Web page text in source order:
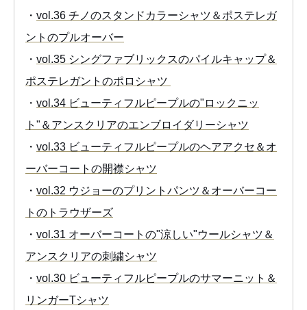
・ vol.36 チノのスタンドカラーシャツ＆ポステレガ
ントのプルオーバー
・ vol.35 シングファブリックスのパイルキャップ＆
ポステレガントのポロシャツ
・ vol.34 ビューティフルピープルの"ロックニッ
ト"＆アンスクリアのエンブロイダリーシャツ
・ vol.33 ビューティフルピープルのヘアアクセ＆オ
ーバーコートの開襟シャツ
・ vol.32 ウジョーのプリントパンツ＆オーバーコー
トのトラウザーズ
・ vol.31 オーバーコートの"涼しい"ウールシャツ＆
アンスクリアの刺繍シャツ
・ vol.30 ビューティフルピープルのサマーニット＆
リンガーTシャツ